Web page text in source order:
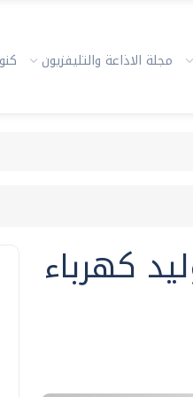
مجلة الاذاعة والتليفزيون
كهرباء